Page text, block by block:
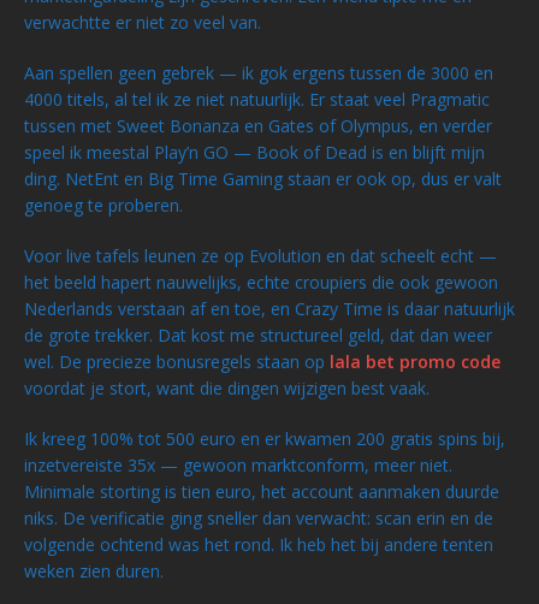
verwachtte er niet zo veel van.
Aan spellen geen gebrek — ik gok ergens tussen de 3000 en
4000 titels, al tel ik ze niet natuurlijk. Er staat veel Pragmatic
tussen met Sweet Bonanza en Gates of Olympus, en verder
speel ik meestal Play’n GO — Book of Dead is en blijft mijn
ding. NetEnt en Big Time Gaming staan er ook op, dus er valt
genoeg te proberen.
Voor live tafels leunen ze op Evolution en dat scheelt echt —
het beeld hapert nauwelijks, echte croupiers die ook gewoon
Nederlands verstaan af en toe, en Crazy Time is daar natuurlijk
de grote trekker. Dat kost me structureel geld, dat dan weer
wel. De precieze bonusregels staan op lala bet promo code
voordat je stort, want die dingen wijzigen best vaak.
Ik kreeg 100% tot 500 euro en er kwamen 200 gratis spins bij,
inzetvereiste 35x — gewoon marktconform, meer niet.
Minimale storting is tien euro, het account aanmaken duurde
niks. De verificatie ging sneller dan verwacht: scan erin en de
volgende ochtend was het rond. Ik heb het bij andere tenten
weken zien duren.